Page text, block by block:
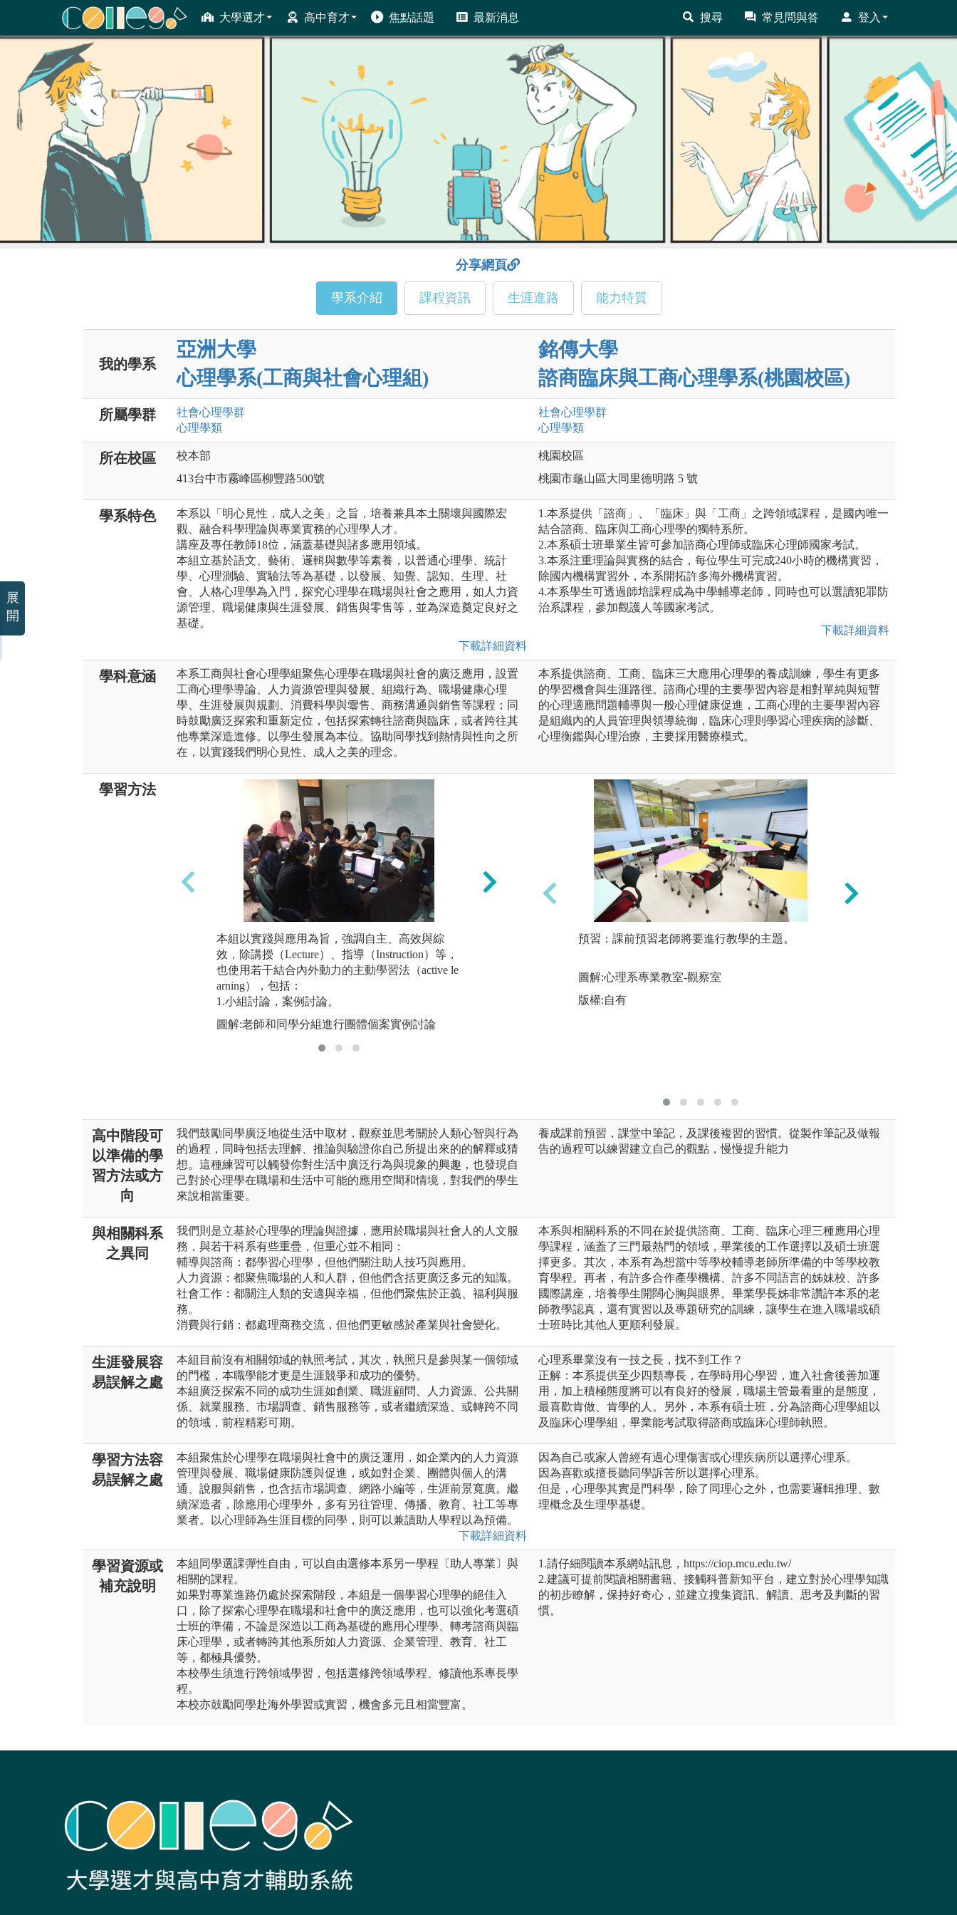
大學選才 高中育才 焦點話題 最新消息 搜尋 常見問與答 登入
ColleGo! 大學選才與高中育才輔助系統
分享網頁
學系介紹 課程資訊 生涯進路 能力特質
我的學系
亞洲大學
心理學系(工商與社會心理組)
銘傳大學
諮商臨床與工商心理學系(桃園校區)
所屬學群 社會心理學群
心理學類
社會心理學群
心理學類
所在校區
校本部
413台中市霧峰區柳豐路500號
桃園校區
桃園市龜山區大同里德明路 5 號
學系特色
本系以「明心見性，成人之美」之旨，培養兼具本土關壞與國際宏
觀、融合科學理論與專業實務的心理學人才。
講座及專任教師18位，涵蓋基礎與諸多應用領域。
本組立基於語文、藝術、邏輯與數學等素養，以普通心理學、統計
學、心理測驗、實驗法等為基礎，以發展、知覺、認知、生理、社
會、人格心理學為入門，探究心理學在職場與社會之應用，如人力資
源管理、職場健康與生涯發展、銷售與零售等，並為深造奠定良好之
基礎。
下載詳細資料
1.本系提供「諮商」、「臨床」與「工商」之跨領域課程，是國內唯一
結合諮商、臨床與工商心理學的獨特系所。
2.本系碩士班畢業生皆可參加諮商心理師或臨床心理師國家考試。
3.本系注重理論與實務的結合，每位學生可完成240小時的機構實習，
除國內機構實習外，本系開拓許多海外機構實習。
4.本系學生可透過師培課程成為中學輔導老師，同時也可以選讀犯罪防
治系課程，參加觀護人等國家考試。
下載詳細資料
學科意涵
本系工商與社會心理學組聚焦心理學在職場與社會的廣泛應用，設置
工商心理學導論、人力資源管理與發展、組織行為、職場健康心理
學、生涯發展與規劃、消費科學與零售、商務溝通與銷售等課程；同
時鼓勵廣泛探索和重新定位，包括探索轉往諮商與臨床，或者跨往其
他專業深造進修。以學生發展為本位。協助同學找到熱情與性向之所
在，以實踐我們明心見性、成人之美的理念。
本系提供諮商、工商、臨床三大應用心理學的養成訓練，學生有更多
的學習機會與生涯路徑。諮商心理的主要學習內容是相對單純與短暫
的心理適應問題輔導與一般心理健康促進，工商心理的主要學習內容
是組織內的人員管理與領導統御，臨床心理則學習心理疾病的診斷、
心理衡鑑與心理治療，主要採用醫療模式。
學習方法
本組以實踐與應用為旨，強調自主、高效與綜
效，除講授（Lecture）、指導（Instruction）等，
也使用若干結合內外動力的主動學習法（active le
arning），包括：
1.小組討論，案例討論。
圖解:老師和同學分組進行團體個案實例討論
2.以個案研討與研究（Case Teaching）為主的教
圖解:廖瑞銘老師和同學進行小組教學及個案討論
預習：課前預習老師將要進行教學的主題。
圖解:心理系專業教室-觀察室
版權:自有
高中階段可
以準備的學
習方法或方
向
我們鼓勵同學廣泛地從生活中取材，觀察並思考關於人類心智與行為
的過程，同時包括去理解、推論與驗證你自己所提出來的的解釋或猜
想。這種練習可以觸發你對生活中廣泛行為與現象的興趣，也發現自
己對於心理學在職場和生活中可能的應用空間和情境，對我們的學生
來說相當重要。
養成課前預習，課堂中筆記，及課後複習的習慣。從製作筆記及做報
告的過程可以練習建立自己的觀點，慢慢提升能力
與相關科系
之異同
我們則是立基於心理學的理論與證據，應用於職場與社會人的人文服
務，與若干科系有些重疊，但重心並不相同：
輔導與諮商：都學習心理學，但他們關注助人技巧與應用。
人力資源：都聚焦職場的人和人群，但他們含括更廣泛多元的知識。
社會工作：都關注人類的安適與幸福，但他們聚焦於正義、福利與服
務。
消費與行銷：都處理商務交流，但他們更敏感於產業與社會變化。
本系與相關科系的不同在於提供諮商、工商、臨床心理三種應用心理
學課程，涵蓋了三門最熱門的領域，畢業後的工作選擇以及碩士班選
擇更多。其次，本系有為想當中等學校輔導老師所準備的中等學校教
育學程。再者，有許多合作產學機構、許多不同語言的姊妹校、許多
國際講座，培養學生開闊心胸與眼界。畢業學長姊非常讚許本系的老
師教學認真，還有實習以及專題研究的訓練，讓學生在進入職場或碩
士班時比其他人更順利發展。
生涯發展容
易誤解之處
本組目前沒有相關領域的執照考試，其次，執照只是參與某一個領域
的門檻，本職學能才更是生涯競爭和成功的優勢。
本組廣泛探索不同的成功生涯如創業、職涯顧問、人力資源、公共關
係、就業服務、市場調查、銷售服務等，或者繼續深造、或轉跨不同
的領域，前程精彩可期。
心理系畢業沒有一技之長，找不到工作？
正解：本系提供至少四類專長，在學時用心學習，進入社會後善加運
用，加上積極態度將可以有良好的發展，職場主管最看重的是態度，
最喜歡肯做、肯學的人。另外，本系有碩士班，分為諮商心理學組以
及臨床心理學組，畢業能考試取得諮商或臨床心理師執照。
學習方法容
易誤解之處
本組聚焦於心理學在職場與社會中的廣泛運用，如企業內的人力資源
管理與發展、職場健康防護與促進，或如對企業、團體與個人的溝
通、說服與銷售，也含括市場調查、網路小編等，生涯前景寬廣。繼
續深造者，除應用心理學外，多有另往管理、傳播、教育、社工等專
業者。以心理師為生涯目標的同學，則可以兼讀助人學程以為預備。
下載詳細資料
因為自己或家人曾經有過心理傷害或心理疾病所以選擇心理系。
因為喜歡或擅長聽同學訴苦所以選擇心理系。
但是，心理學其實是門科學，除了同理心之外，也需要邏輯推理、數
理概念及生理學基礎。
學習資源或
補充說明
本組同學選課彈性自由，可以自由選修本系另一學程〔助人專業〕與
相關的課程。
如果對專業進路仍處於探索階段，本組是一個學習心理學的絕佳入
口，除了探索心理學在職場和社會中的廣泛應用，也可以強化考選碩
士班的準備，不論是深造以工商為基礎的應用心理學、轉考諮商與臨
床心理學，或者轉跨其他系所如人力資源、企業管理、教育、社工
等，都極具優勢。
本校學生須進行跨領域學習，包括選修跨領域學程、修讀他系專長學
程。
本校亦鼓勵同學赴海外學習或實習，機會多元且相當豐富。
1.請仔細閱讀本系網站訊息，https://ciop.mcu.edu.tw/
2.建議可提前閱讀相關書籍、接觸科普新知平台，建立對於心理學知識
的初步瞭解，保持好奇心，並建立搜集資訊、解讀、思考及判斷的習
慣。
展
開